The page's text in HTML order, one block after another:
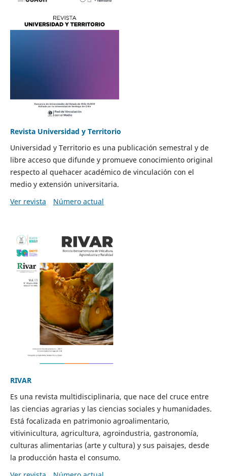
Revista Universidad y Territorio
Universidad y Territorio es una publicación semestral y de
libre acceso que difunde y promueve conocimiento original
respecto al quehacer académico de vinculación con el
medio y extensión universitaria.
Ver revista
Número actual
RIVAR
Es una revista multidisciplinaria, que nace del cruce entre
las ciencias agrarias y las ciencias sociales y humanidades.
Está focalizada en patrimonio agroalimentario,
vitivinicultura, agricultura, agroindustria, gastronomía,
culturas alimentarias (arte y cultura) y sus paisajes, desde
la producción hasta el consumo.